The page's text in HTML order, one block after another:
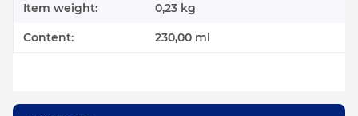
Item weight: 0,23 kg
Content: 230,00 ml